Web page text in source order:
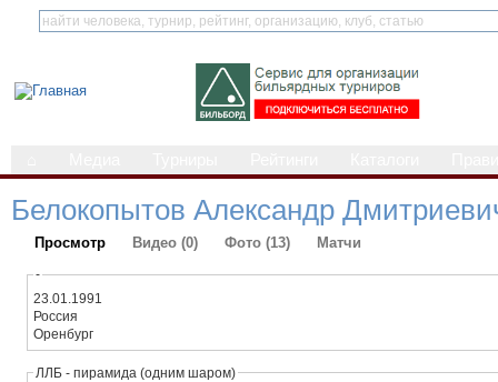
Белокопытов Александр
Просмотр Видео (0) Фото (13) Матчи
-
23.01.1991
Россия
Оренбург
ЛЛБ - пирамида (одним шаром)